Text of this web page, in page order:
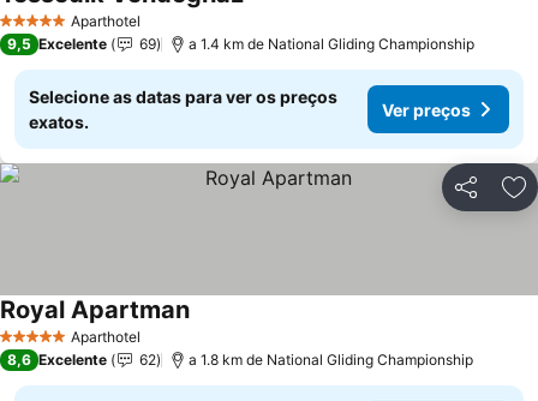
5 Estrelas Aparthotel
Ver preços
9,5 Excelente 69 a 1.4 km de National Gliding Championship
Selecione as datas para ver os preços
exatos.
Ver preços
Partilhar
5 Estrelas Aparthotel
Royal ApartmanVer preços
8,6 Excelente 62 a 1.8 km de National Gliding Championship